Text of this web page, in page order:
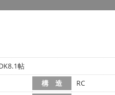
帖
構 造
RC